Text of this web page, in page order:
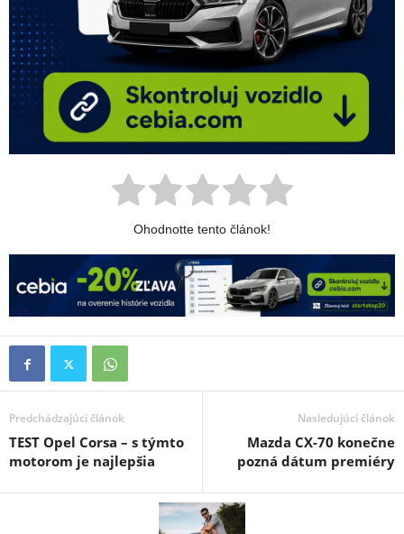
Ohodnotte tento článok!
Predchádzajúci článok
TEST Opel Corsa – s týmto
motorom je najlepšia
Nasledujúci článok
Mazda CX-70 konečne
pozná dátum premiéry